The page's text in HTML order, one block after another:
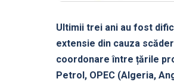
Ultimii trei ani au fost
extensie din cauza
coordonare între țările
Petrol, OPEC (Algeria,